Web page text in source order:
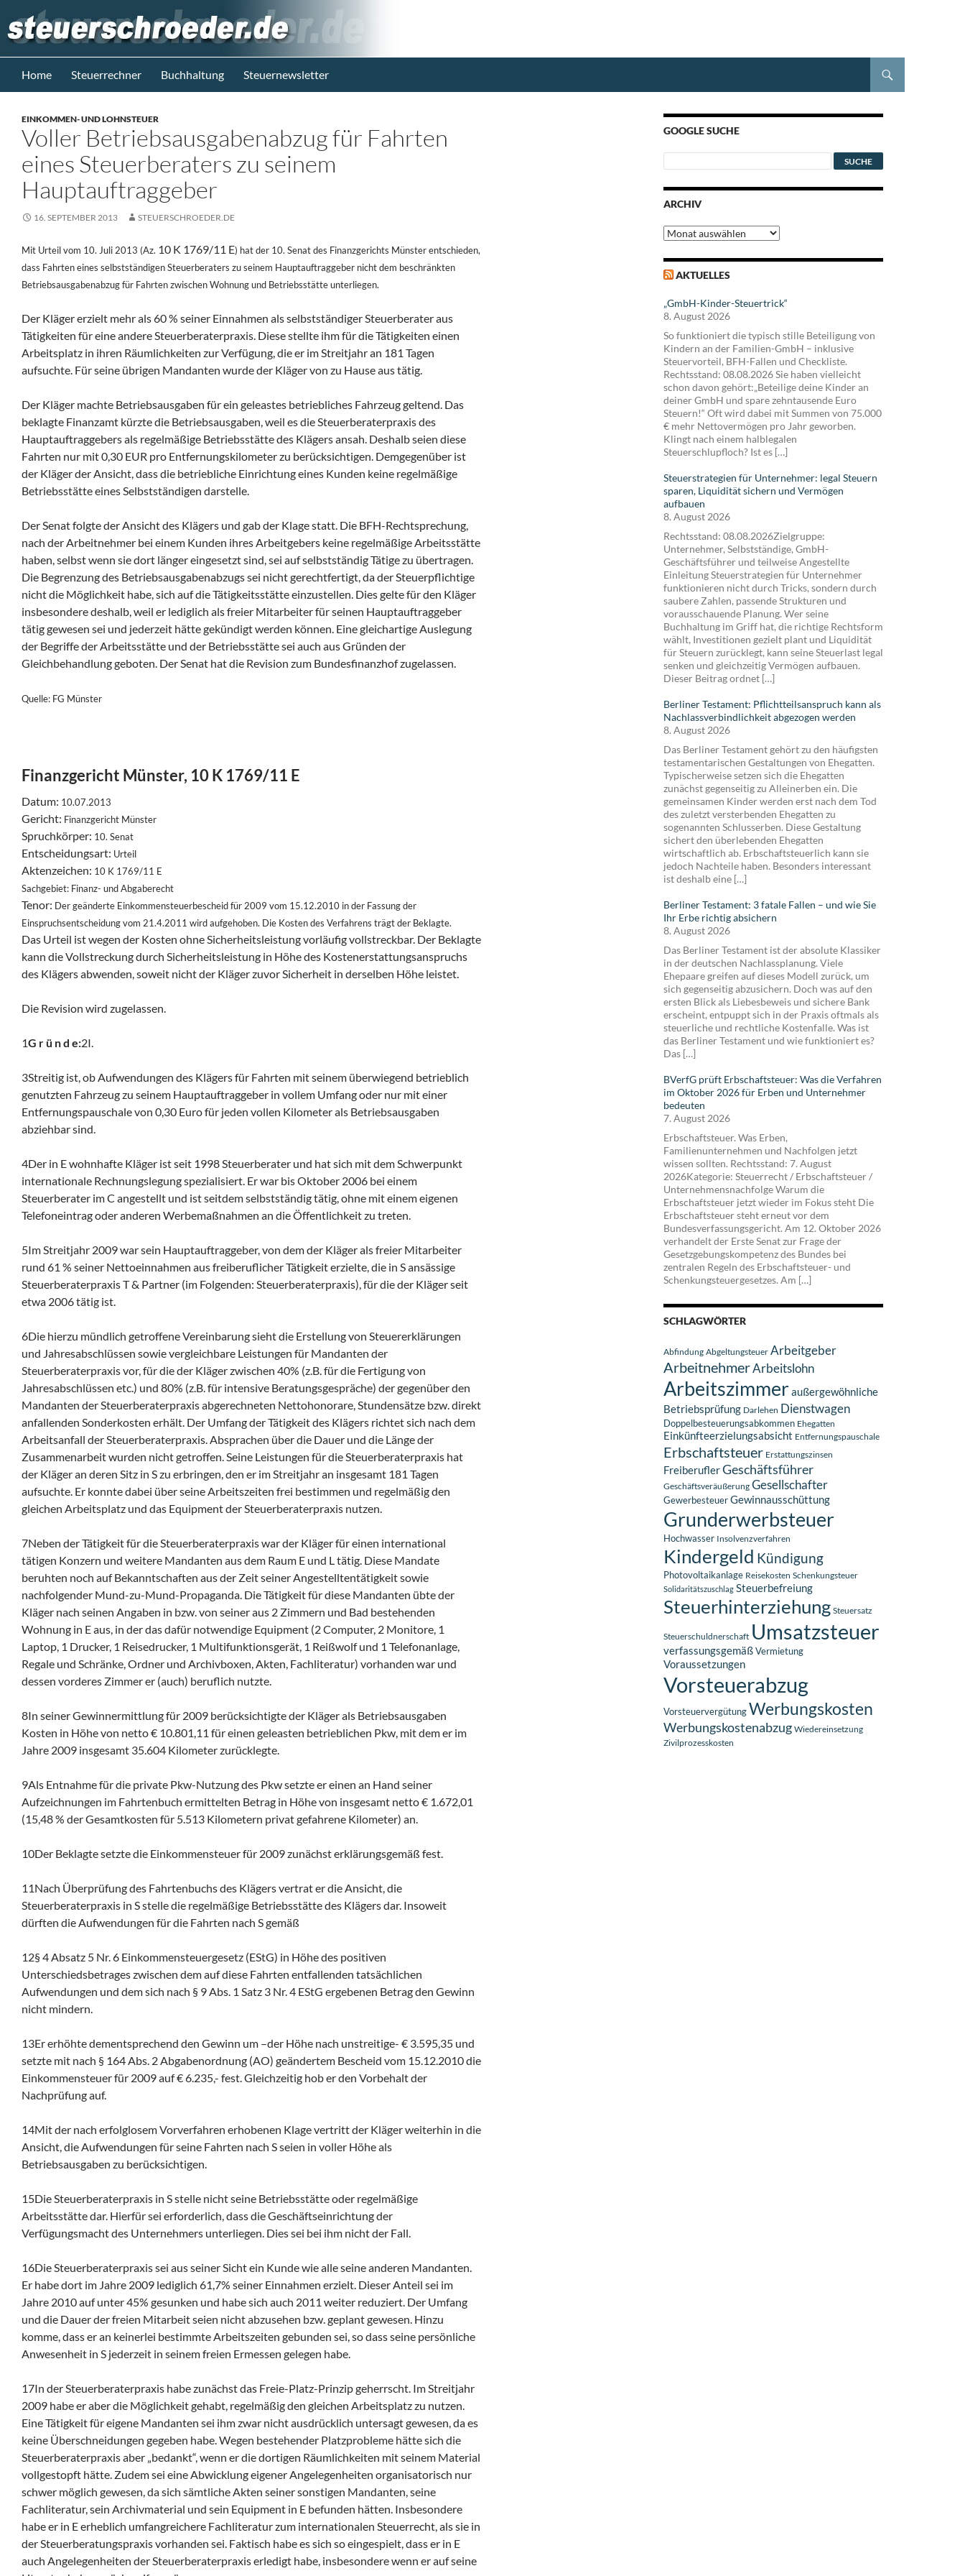
Inhalt
springen
Steuerblog www.steuerschroeder.de
Home Steuerrechner Buchhaltung Steuernewsletter
EINKOMMEN- UND LOHNSTEUER
Voller Betriebsausgabenabzug für Fahrten
eines Steuerberaters zu seinem
Hauptauftraggeber
16. SEPTEMBER 2013 STEUERSCHROEDER.DE
Mit Urteil vom 10. Juli 2013 (Az. 10 K 1769/11 E) hat der 10. Senat des Finanzgerichts Münster entschieden,
dass Fahrten eines selbstständigen Steuerberaters zu seinem Hauptauftraggeber nicht dem beschränkten
Betriebsausgabenabzug für Fahrten zwischen Wohnung und Betriebsstätte unterliegen.
Der Kläger erzielt mehr als 60 % seiner Einnahmen als selbstständiger Steuerberater aus
Tätigkeiten für eine andere Steuerberaterpraxis. Diese stellte ihm für die Tätigkeiten einen
Arbeitsplatz in ihren Räumlichkeiten zur Verfügung, die er im Streitjahr an 181 Tagen
aufsuchte. Für seine übrigen Mandanten wurde der Kläger von zu Hause aus tätig.
Der Kläger machte Betriebsausgaben für ein geleastes betriebliches Fahrzeug geltend. Das
beklagte Finanzamt kürzte die Betriebsausgaben, weil es die Steuerberaterpraxis des
Hauptauftraggebers als regelmäßige Betriebsstätte des Klägers ansah. Deshalb seien diese
Fahrten nur mit 0,30 EUR pro Entfernungskilometer zu berücksichtigen. Demgegenüber ist
der Kläger der Ansicht, dass die betriebliche Einrichtung eines Kunden keine regelmäßige
Betriebsstätte eines Selbstständigen darstelle.
Der Senat folgte der Ansicht des Klägers und gab der Klage statt. Die BFH-Rechtsprechung,
nach der Arbeitnehmer bei einem Kunden ihres Arbeitgebers keine regelmäßige Arbeitsstätte
haben, selbst wenn sie dort länger eingesetzt sind, sei auf selbstständig Tätige zu übertragen.
Die Begrenzung des Betriebsausgabenabzugs sei nicht gerechtfertigt, da der Steuerpflichtige
nicht die Möglichkeit habe, sich auf die Tätigkeitsstätte einzustellen. Dies gelte für den Kläger
insbesondere deshalb, weil er lediglich als freier Mitarbeiter für seinen Hauptauftraggeber
tätig gewesen sei und jederzeit hätte gekündigt werden können. Eine gleichartige Auslegung
der Begriffe der Arbeitsstätte und der Betriebsstätte sei auch aus Gründen der
Gleichbehandlung geboten. Der Senat hat die Revision zum Bundesfinanzhof zugelassen.
Quelle: FG Münster
Finanzgericht Münster, 10 K 1769/11 E
Datum: 10.07.2013
Gericht: Finanzgericht Münster
Spruchkörper: 10. Senat
Entscheidungsart: Urteil
Aktenzeichen: 10 K 1769/11 E
Sachgebiet: Finanz- und Abgaberecht
Tenor: Der geänderte Einkommensteuerbescheid für 2009 vom 15.12.2010 in der Fassung der
Einspruchsentscheidung vom 21.4.2011 wird aufgehoben. Die Kosten des Verfahrens trägt der Beklagte.
Das Urteil ist wegen der Kosten ohne Sicherheitsleistung vorläufig vollstreckbar. Der Beklagte
kann die Vollstreckung durch Sicherheitsleistung in Höhe des Kostenerstattungsanspruchs
des Klägers abwenden, soweit nicht der Kläger zuvor Sicherheit in derselben Höhe leistet.
Die Revision wird zugelassen.
1G r ü n d e:2I.
3Streitig ist, ob Aufwendungen des Klägers für Fahrten mit seinem überwiegend betrieblich
genutzten Fahrzeug zu seinem Hauptauftraggeber in vollem Umfang oder nur mit einer
Entfernungspauschale von 0,30 Euro für jeden vollen Kilometer als Betriebsausgaben
abziehbar sind.
4Der in E wohnhafte Kläger ist seit 1998 Steuerberater und hat sich mit dem Schwerpunkt
internationale Rechnungslegung spezialisiert. Er war bis Oktober 2006 bei einem
Steuerberater im C angestellt und ist seitdem selbstständig tätig, ohne mit einem eigenen
Telefoneintrag oder anderen Werbemaßnahmen an die Öffentlichkeit zu treten.
5Im Streitjahr 2009 war sein Hauptauftraggeber, von dem der Kläger als freier Mitarbeiter
rund 61 % seiner Nettoeinnahmen aus freiberuflicher Tätigkeit erzielte, die in S ansässige
Steuerberaterpraxis T & Partner (im Folgenden: Steuerberaterpraxis), für die der Kläger seit
etwa 2006 tätig ist.
6Die hierzu mündlich getroffene Vereinbarung sieht die Erstellung von Steuererklärungen
und Jahresabschlüssen sowie vergleichbare Leistungen für Mandanten der
Steuerberaterpraxis vor, für die der Kläger zwischen 40% (z.B. für die Fertigung von
Jahresabschlüssen etc.) und 80% (z.B. für intensive Beratungsgespräche) der gegenüber den
Mandanten der Steuerberaterpraxis abgerechneten Nettohonorare, Stundensätze bzw. direkt
anfallenden Sonderkosten erhält. Der Umfang der Tätigkeit des Klägers richtet sich nach dem
Arbeitsanfall der Steuerberaterpraxis. Absprachen über die Dauer und die Länge der
Zusammenarbeit wurden nicht getroffen. Seine Leistungen für die Steuerberaterpraxis hat
der Kläger an deren Sitz in S zu erbringen, den er im Streitjahr an insgesamt 181 Tagen
aufsuchte. Er konnte dabei über seine Arbeitszeiten frei bestimmen und regelmäßig den
gleichen Arbeitsplatz und das Equipment der Steuerberaterpraxis nutzen.
7Neben der Tätigkeit für die Steuerberaterpraxis war der Kläger für einen international
tätigen Konzern und weitere Mandanten aus dem Raum E und L tätig. Diese Mandate
beruhten noch auf Bekanntschaften aus der Zeit seiner Angestelltentätigkeit sowie
nachfolgender Mund-zu-Mund-Propaganda. Die Tätigkeit für diese Mandanten übte der
Kläger nach seinen Angaben in bzw. von seiner aus 2 Zimmern und Bad bestehenden
Wohnung in E aus, in der das dafür notwendige Equipment (2 Computer, 2 Monitore, 1
Laptop, 1 Drucker, 1 Reisedrucker, 1 Multifunktionsgerät, 1 Reißwolf und 1 Telefonanlage,
Regale und Schränke, Ordner und Archivboxen, Akten, Fachliteratur) vorhanden war und
dessen vorderes Zimmer er (auch) beruflich nutzte.
8In seiner Gewinnermittlung für 2009 berücksichtigte der Kläger als Betriebsausgaben
Kosten in Höhe von netto € 10.801,11 für einen geleasten betrieblichen Pkw, mit dem er im
Jahre 2009 insgesamt 35.604 Kilometer zurücklegte.
9Als Entnahme für die private Pkw-Nutzung des Pkw setzte er einen an Hand seiner
Aufzeichnungen im Fahrtenbuch ermittelten Betrag in Höhe von insgesamt netto € 1.672,01
(15,48 % der Gesamtkosten für 5.513 Kilometern privat gefahrene Kilometer) an.
10Der Beklagte setzte die Einkommensteuer für 2009 zunächst erklärungsgemäß fest.
11Nach Überprüfung des Fahrtenbuchs des Klägers vertrat er die Ansicht, die
Steuerberaterpraxis in S stelle die regelmäßige Betriebsstätte des Klägers dar. Insoweit
dürften die Aufwendungen für die Fahrten nach S gemäß
12§ 4 Absatz 5 Nr. 6 Einkommensteuergesetz (EStG) in Höhe des positiven
Unterschiedsbetrages zwischen dem auf diese Fahrten entfallenden tatsächlichen
Aufwendungen und dem sich nach § 9 Abs. 1 Satz 3 Nr. 4 EStG ergebenen Betrag den Gewinn
nicht mindern.
13Er erhöhte dementsprechend den Gewinn um –der Höhe nach unstreitige- € 3.595,35 und
setzte mit nach § 164 Abs. 2 Abgabenordnung (AO) geändertem Bescheid vom 15.12.2010 die
Einkommensteuer für 2009 auf € 6.235,- fest. Gleichzeitig hob er den Vorbehalt der
Nachprüfung auf.
14Mit der nach erfolglosem Vorverfahren erhobenen Klage vertritt der Kläger weiterhin in die
Ansicht, die Aufwendungen für seine Fahrten nach S seien in voller Höhe als
Betriebsausgaben zu berücksichtigen.
15Die Steuerberaterpraxis in S stelle nicht seine Betriebsstätte oder regelmäßige
Arbeitsstätte dar. Hierfür sei erforderlich, dass die Geschäftseinrichtung der
Verfügungsmacht des Unternehmers unterliegen. Dies sei bei ihm nicht der Fall.
16Die Steuerberaterpraxis sei aus seiner Sicht ein Kunde wie alle seine anderen Mandanten.
Er habe dort im Jahre 2009 lediglich 61,7% seiner Einnahmen erzielt. Dieser Anteil sei im
Jahre 2010 auf unter 45% gesunken und habe sich auch 2011 weiter reduziert. Der Umfang
und die Dauer der freien Mitarbeit seien nicht abzusehen bzw. geplant gewesen. Hinzu
komme, dass er an keinerlei bestimmte Arbeitszeiten gebunden sei, so dass seine persönliche
Anwesenheit in S jederzeit in seinem freien Ermessen gelegen habe.
17In der Steuerberaterpraxis habe zunächst das Freie-Platz-Prinzip geherrscht. Im Streitjahr
2009 habe er aber die Möglichkeit gehabt, regelmäßig den gleichen Arbeitsplatz zu nutzen.
Eine Tätigkeit für eigene Mandanten sei ihm zwar nicht ausdrücklich untersagt gewesen, da es
keine Überschneidungen gegeben habe. Wegen bestehender Platzprobleme hätte sich die
Steuerberaterpraxis aber „bedankt“, wenn er die dortigen Räumlichkeiten mit seinem Material
vollgestopft hätte. Zudem sei eine Abwicklung eigener Angelegenheiten organisatorisch nur
schwer möglich gewesen, da sich sämtliche Akten seiner sonstigen Mandanten, seine
Fachliteratur, sein Archivmaterial und sein Equipment in E befunden hätten. Insbesondere
habe er in E erheblich umfangreichere Fachliteratur zum internationalen Steuerrecht, als sie in
der Steuerberatungspraxis vorhanden sei. Faktisch habe es sich so eingespielt, dass er in E
auch Angelegenheiten der Steuerberaterpraxis erledigt habe, insbesondere wenn er auf seine
GOOGLE SUCHE
ARCHIV
Archiv
AKTUELLES
„GmbH-Kinder-Steuertrick“
8. August 2026
So funktioniert die typisch stille Beteiligung von
Kindern an der Familien-GmbH – inklusive
Steuervorteil, BFH-Fallen und Checkliste.
Rechtsstand: 08.08.2026 Sie haben vielleicht
schon davon gehört:„Beteilige deine Kinder an
deiner GmbH und spare zehntausende Euro
Steuern!“ Oft wird dabei mit Summen von 75.000
€ mehr Nettovermögen pro Jahr geworben.
Klingt nach einem halblegalen
Steuerschlupfloch? Ist es […]
Steuerstrategien für Unternehmer: legal Steuern
sparen, Liquidität sichern und Vermögen
aufbauen
8. August 2026
Rechtsstand: 08.08.2026Zielgruppe:
Unternehmer, Selbstständige, GmbH-
Geschäftsführer und teilweise Angestellte
Einleitung Steuerstrategien für Unternehmer
funktionieren nicht durch Tricks, sondern durch
saubere Zahlen, passende Strukturen und
vorausschauende Planung. Wer seine
Buchhaltung im Griff hat, die richtige Rechtsform
wählt, Investitionen gezielt plant und Liquidität
für Steuern zurücklegt, kann seine Steuerlast legal
senken und gleichzeitig Vermögen aufbauen.
Dieser Beitrag ordnet […]
Berliner Testament: Pflichtteilsanspruch kann als
Nachlassverbindlichkeit abgezogen werden
8. August 2026
Das Berliner Testament gehört zu den häufigsten
testamentarischen Gestaltungen von Ehegatten.
Typischerweise setzen sich die Ehegatten
zunächst gegenseitig zu Alleinerben ein. Die
gemeinsamen Kinder werden erst nach dem Tod
des zuletzt versterbenden Ehegatten zu
sogenannten Schlusserben. Diese Gestaltung
sichert den überlebenden Ehegatten
wirtschaftlich ab. Erbschaftsteuerlich kann sie
jedoch Nachteile haben. Besonders interessant
ist deshalb eine […]
Berliner Testament: 3 fatale Fallen – und wie Sie
Ihr Erbe richtig absichern
8. August 2026
Das Berliner Testament ist der absolute Klassiker
in der deutschen Nachlassplanung. Viele
Ehepaare greifen auf dieses Modell zurück, um
sich gegenseitig abzusichern. Doch was auf den
ersten Blick als Liebesbeweis und sichere Bank
erscheint, entpuppt sich in der Praxis oftmals als
steuerliche und rechtliche Kostenfalle. Was ist
das Berliner Testament und wie funktioniert es?
Das […]
BVerfG prüft Erbschaftsteuer: Was die Verfahren
im Oktober 2026 für Erben und Unternehmer
bedeuten
7. August 2026
Erbschaftsteuer. Was Erben,
Familienunternehmen und Nachfolgen jetzt
wissen sollten. Rechtsstand: 7. August
2026Kategorie: Steuerrecht / Erbschaftsteuer /
Unternehmensnachfolge Warum die
Erbschaftsteuer jetzt wieder im Fokus steht Die
Erbschaftsteuer steht erneut vor dem
Bundesverfassungsgericht. Am 12. Oktober 2026
verhandelt der Erste Senat zur Frage der
Gesetzgebungskompetenz des Bundes bei
zentralen Regeln des Erbschaftsteuer- und
Schenkungsteuergesetzes. Am […]
SCHLAGWÖRTER
Abfindung Abgeltungsteuer Arbeitgeber
ArbeitnehmerArbeitslohn
Arbeitszimmeraußergewöhnliche
Betriebsprüfung Darlehen Dienstwagen
Doppelbesteuerungsabkommen Ehegatten
Einkünfteerzielungsabsicht Entfernungspauschale
Erbschaftsteuer Erstattungszinsen
FreiberuflerGeschäftsführer
Geschäftsveräußerung Gesellschafter
GewerbesteuerGewinnausschüttung
Grunderwerbsteuer
Hochwasser Insolvenzverfahren
Kindergeld Kündigung
Photovoltaikanlage Reisekosten Schenkungsteuer
Solidaritätszuschlag Steuerbefreiung
Steuerhinterziehung Steuersatz
Steuerschuldnerschaft Umsatzsteuer
verfassungsgemäßVermietung
Voraussetzungen
Vorsteuerabzug
VorsteuervergütungWerbungskosten
Werbungskostenabzug Wiedereinsetzung
Zivilprozesskosten
Steuerberater
M. Schröder
Berlin